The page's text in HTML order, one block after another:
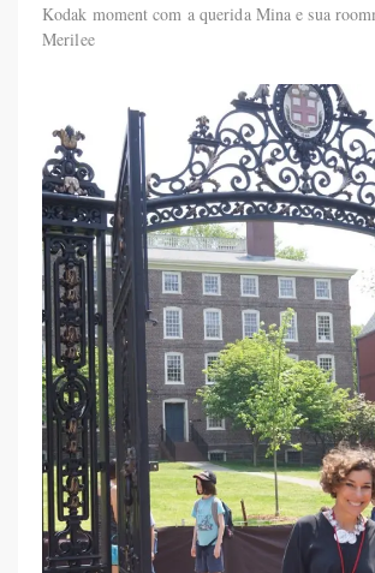
Kodak moment com a querida Mina e sua
Merilee